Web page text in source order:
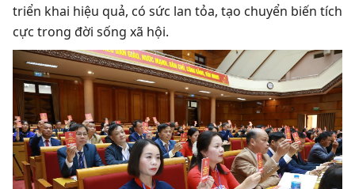
triển khai hiệu quả, có sức lan tỏa, tạo chuyển biến tích
cực trong đời sống xã hội.